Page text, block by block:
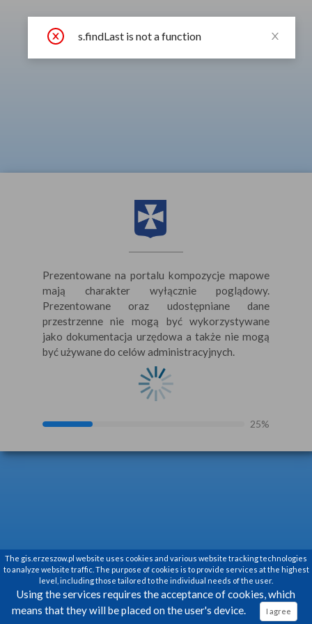
Error
An unexpected error has occurred. Please
refresh the page or try again in a moment. If the
error still persists, please contact the
Prezentowane na portalu kompozycje mapowe
mają charakter wyłącznie poglądowy.
Prezentowane oraz udostępniane dane
przestrzenne nie mogą być wykorzystywane
jako dokumentacja urzędowa a także nie mogą
być używane do celów administracyjnych.
25%
The gis.erzeszow.pl website uses cookies and various website tracking technologies
to analyze website traffic. The purpose of cookies is to provide services at the highest
level, including those tailored to the individual needs of the user.
Using the services requires the acceptance of cookies, which
means that they will be placed on the user's device.
I agree
s.findLast is not a function